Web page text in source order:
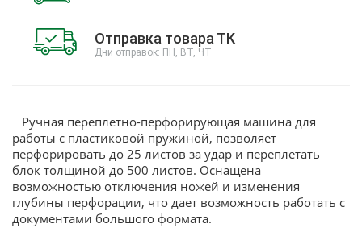
Отправка товара ТК
Дни отправок: ПН, ВТ, ЧТ
Ручная переплетно-перфорирующая машина для
работы с пластиковой пружиной, позволяет
перфорировать до 25 листов за удар и переплетать
блок толщиной до 500 листов. Оснащена
возможностью отключения ножей и изменения
глубины перфорации, что дает возможность работать с
документами большого формата.